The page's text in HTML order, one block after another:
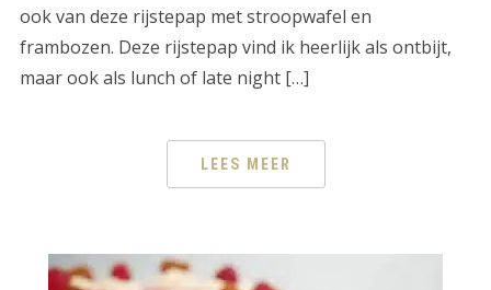
ook van deze rijstepap met stroopwafel en
frambozen. Deze rijstepap vind ik heerlijk als ontbijt,
maar ook als lunch of late night […]
LEES MEER